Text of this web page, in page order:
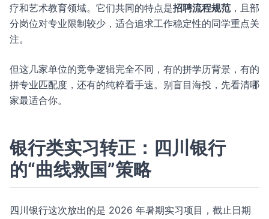
疗和艺术教育领域。它们共同的特点是招聘流程规范，且部
分岗位对专业限制较少，适合追求工作稳定性的同学重点关
注。
但这几家单位的竞争逻辑完全不同，有的拼学历背景，有的
拼专业匹配度，还有的纯粹看手速。别盲目海投，先看清哪
家最适合你。
银行类实习转正：四川银行
的“曲线救国”策略
四川银行这次放出的是 2026 年暑期实习项目，截止日期